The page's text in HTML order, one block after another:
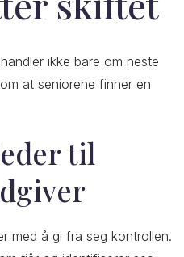
ikke bare om neste
at seniorene finner en
til
med å gi fra seg kontrollen.